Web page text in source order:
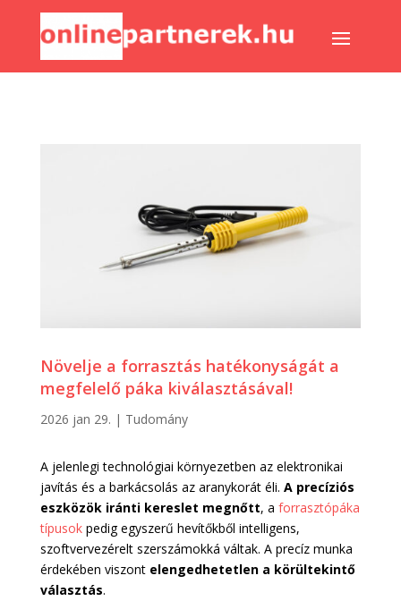
Növelje a forrasztás hatékonyságát a
megfelelő páka kiválasztásával!
2026 jan 29. | Tudomány
A jelenlegi technológiai környezetben az elektronikai
javítás és a barkácsolás az aranykorát éli. A precíziós
eszközök iránti kereslet megnőtt, a forrasztópáka
típusokpedig egyszerű hevítőkből intelligens,
szoftvervezérelt szerszámokká váltak. A precíz munka
érdekében viszontelengedhetetlen a körültekintő
választás.